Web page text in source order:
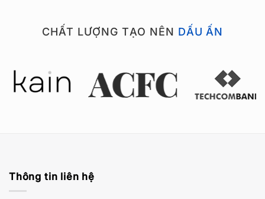
CHẤT LƯỢNG TẠO NÊN DẤU ẤN
Thông tin liên hệ